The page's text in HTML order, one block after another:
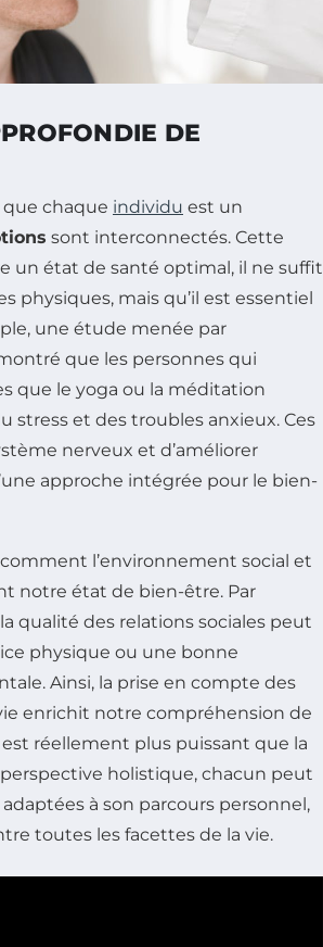
DE
que chaque individu est un
sont interconnectés. Cette
un état de santé optimal, il ne suffit
physiques, mais qu’il est essentiel
une étude menée par
que les personnes qui
que le yoga ou la méditation
et des troubles anxieux. Ces
nerveux et d’améliorer
approche intégrée pour le bien-
l’environnement social et
notre état de bien-être. Par
qualité des relations sociales peut
physique ou une bonne
Ainsi, la prise en compte des
enrichit notre compréhension de
réellement plus puissant que la
holistique, chacun peut
à son parcours personnel,
toutes les facettes de la vie.